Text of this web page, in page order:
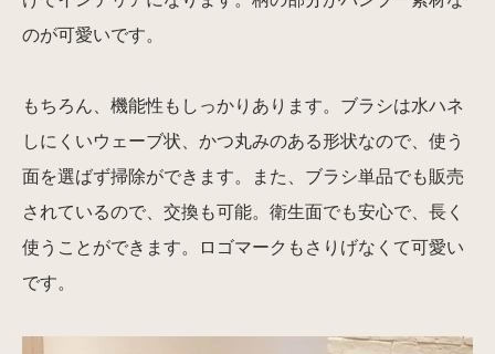
のが可愛いです。
もちろん、機能性もしっかりあります。ブラシは水ハネ
しにくいウェーブ状、かつ丸みのある形状なので、使う
面を選ばず掃除ができます。また、ブラシ単品でも販売
されているので、交換も可能。衛生面でも安心で、長く
使うことができます。ロゴマークもさりげなくて可愛い
です。